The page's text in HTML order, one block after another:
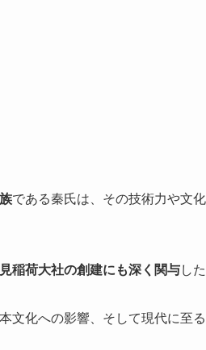
である秦氏は、その技術力や文
稲荷大社の創建にも深く関与し
文化への影響、そして現代に至